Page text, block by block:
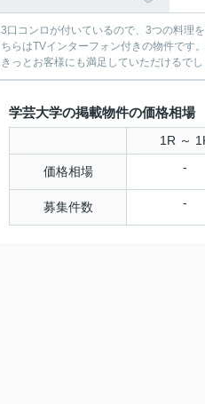
3口コンロが付いているので、3つの料理
ちらはTVインターフォン付きの物件です
きっとお客様にも満足していただけるで
学芸大学の掲載物件の価格相場
1R ～
価格相場 -
募集件数 -